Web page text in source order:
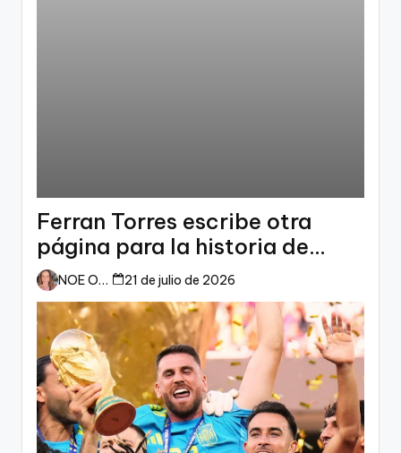
Ferran Torres escribe otra
página para la historia de
España
NOE ORTIZ 21 de julio de 2026